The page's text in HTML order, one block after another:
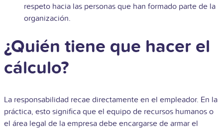
respeto hacia las personas que han formado parte de la
organización.
¿Quién tiene que hacer el
cálculo?
La responsabilidad recae directamente en el empleador. En la
práctica, esto significa que el equipo de recursos humanos o
el área legal de la empresa debe encargarse de armar el